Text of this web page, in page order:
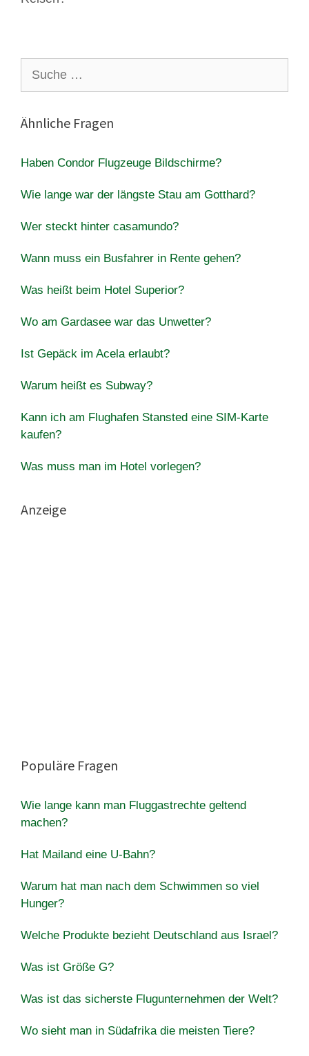
nach:
Ähnliche Fragen
Haben Condor Flugzeuge Bildschirme?
Wie lange war der längste Stau am Gotthard?
Wer steckt hinter casamundo?
Wann muss ein Busfahrer in Rente gehen?
Was heißt beim Hotel Superior?
Wo am Gardasee war das Unwetter?
Ist Gepäck im Acela erlaubt?
Warum heißt es Subway?
Kann ich am Flughafen Stansted eine SIM-Karte
kaufen?
Was muss man im Hotel vorlegen?
Anzeige
Populäre Fragen
Wie lange kann man Fluggastrechte geltend
machen?
Hat Mailand eine U-Bahn?
Warum hat man nach dem Schwimmen so viel
Hunger?
Welche Produkte bezieht Deutschland aus Israel?
Was ist Größe G?
Was ist das sicherste Flugunternehmen der Welt?
Wo sieht man in Südafrika die meisten Tiere?